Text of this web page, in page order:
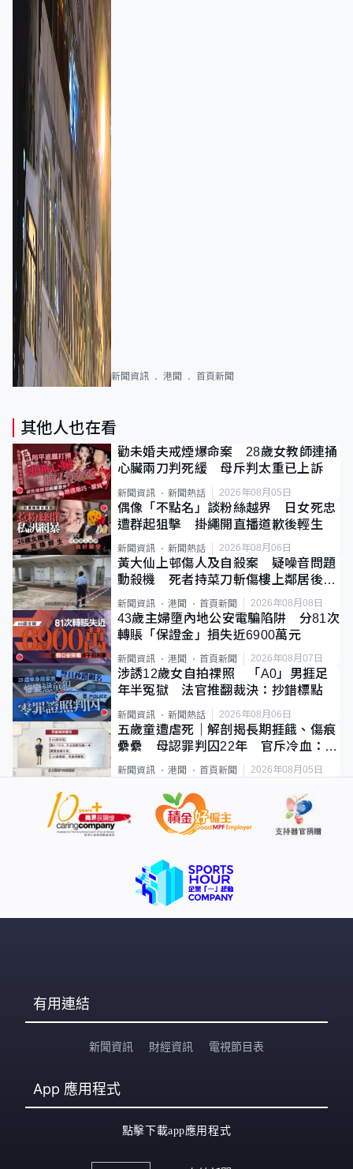
新聞資訊 港聞 首頁新聞
其他人也在看
勸未婚夫戒煙爆命案 28歲女教師連捅
心臟兩刀判死緩 母斥判太重已上訴
新聞資訊 新聞熱話 2026年08月05日
偶像「不點名」談粉絲越界 日女死忠
遭群起狙擊 掛繩開直播道歉後輕生
新聞資訊 新聞熱話 2026年08月06日
黃大仙上邨傷人及自殺案 疑噪音問題
動殺機 死者持菜刀斬傷樓上鄰居後墮
斃
新聞資訊 港聞 首頁新聞 2026年08月08日
43歲主婦墮內地公安電騙陷阱 分81次
轉賬「保證金」損失近6900萬元
新聞資訊 港聞 首頁新聞 2026年08月07日
涉誘12歲女自拍祼照 「A0」男捱足
年半冤獄 法官推翻裁決：抄錯標點
新聞資訊 新聞熱話 2026年08月06日
五歲童遭虐死｜解剖揭長期捱餓、傷痕
纍纍 母認罪判囚22年 官斥冷血：同
類案最惡劣
新聞資訊 港聞 首頁新聞 2026年08月05日
有用連結
新聞資訊 財經資訊 電視節目表
App 應用程式
點擊下載app應用程式